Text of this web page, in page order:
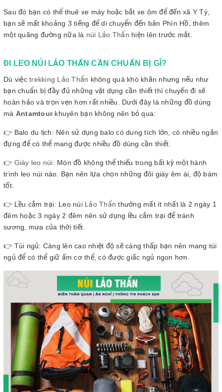
Sau đó bạn có thể thuê xe máy hoặc bắt xe ôm để đến xã Y Tý,
bạn sẽ mất khoảng 3 tiếng để di chuyển đến bản Phìn Hồ, thêm
một quãng đường nữa là núi Lảo Thẩn hiện lên trước mắt.
ĐI LEO NÚI LẢO THẨN CẦN CHUẨN BỊ GÌ?
Dù việc trekking Lảo Thẩn không quá khó khăn nhưng nếu như
bạn chuẩn bị đầy đủ những vật dụng cần thiết thì chuyến đi sẽ
hoàn hảo và trọn vẹn hơn rất nhiều. Dưới đây là những đồ dùng
mà Antamtourkhuyên bạn không nên bỏ qua:
👉 Balo du lịch: Nên sử dụng balo có dung tích lớn, có nhiều ngăn
đựng để có thể mang được nhiều đồ dùng cần thiết.
👉 Giày leo núi: Món đồ không thể thiếu trong bất kỳ một hành
trình leo núi nào. Bạn nên lựa chọn những đôi giày êm ái, độ bám
tốt.
👉 Lều cắm trại: Leo núi Lảo Thẩn thường mất ít nhất là 2 ngày 1
đêm hoặc 3 ngày 2 đêm nên sử dụng lều cắm trại để tránh
sương, mưa của thời tiết.
👉 Túi ngủ: Càng lên cao nhiệt độ sẽ càng thấp bạn nên mang túi
ngủ để có thể giữ ấm cơ thể, có được giấc ngủ ngon hơn.